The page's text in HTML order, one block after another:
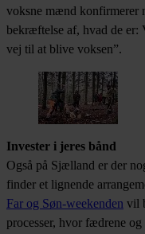
voksne mænd konfirmerer
bekræftelse af, hvad de er:
vej til at blive voksen”.
Invester i jeres bånd
Også på Sjælland er der
finder et lignende
Far og Søn-weekenden vil
processer, hvor fædrene